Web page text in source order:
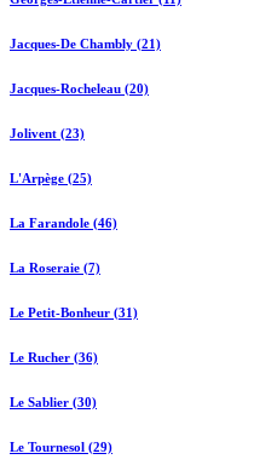
Jacques-De Chambly (21)
Jacques-Rocheleau (20)
Jolivent (23)
L'Arpège (25)
La Farandole (46)
La Roseraie (7)
Le Petit-Bonheur (31)
Le Rucher (36)
Le Sablier (30)
Le Tournesol (29)